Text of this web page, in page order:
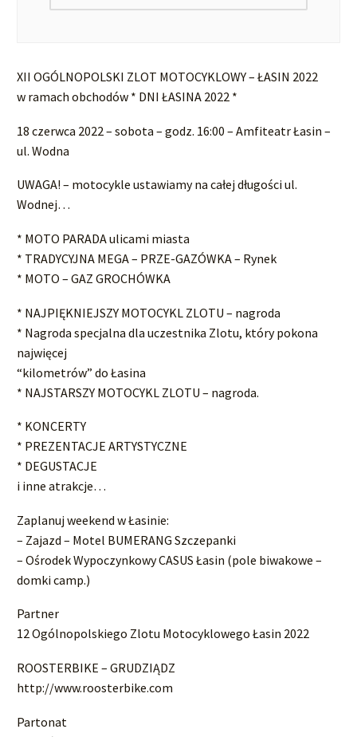
XII OGÓLNOPOLSKI ZLOT MOTOCYKLOWY – ŁASIN 2022
w ramach obchodów * DNI ŁASINA 2022 *
18 czerwca 2022 – sobota – godz. 16:00 – Amfiteatr Łasin –
ul. Wodna
UWAGA! – motocykle ustawiamy na całej długości ul.
Wodnej…
* MOTO PARADA ulicami miasta
* TRADYCYJNA MEGA – PRZE-GAZÓWKA – Rynek
* MOTO – GAZ GROCHÓWKA
* NAJPIĘKNIEJSZY MOTOCYKL ZLOTU – nagroda
* Nagroda specjalna dla uczestnika Zlotu, który pokona
najwięcej
“kilometrów” do Łasina
* NAJSTARSZY MOTOCYKL ZLOTU – nagroda.
* KONCERTY
* PREZENTACJE ARTYSTYCZNE
* DEGUSTACJE
i inne atrakcje…
Zaplanuj weekend w Łasinie:
– Zajazd – Motel BUMERANG Szczepanki
– Ośrodek Wypoczynkowy CASUS Łasin (pole biwakowe –
domki camp.)
Partner
12 Ogólnopolskiego Zlotu Motocyklowego Łasin 2022
ROOSTERBIKE – GRUDZIĄDZ
http://www.roosterbike.com
Partonat